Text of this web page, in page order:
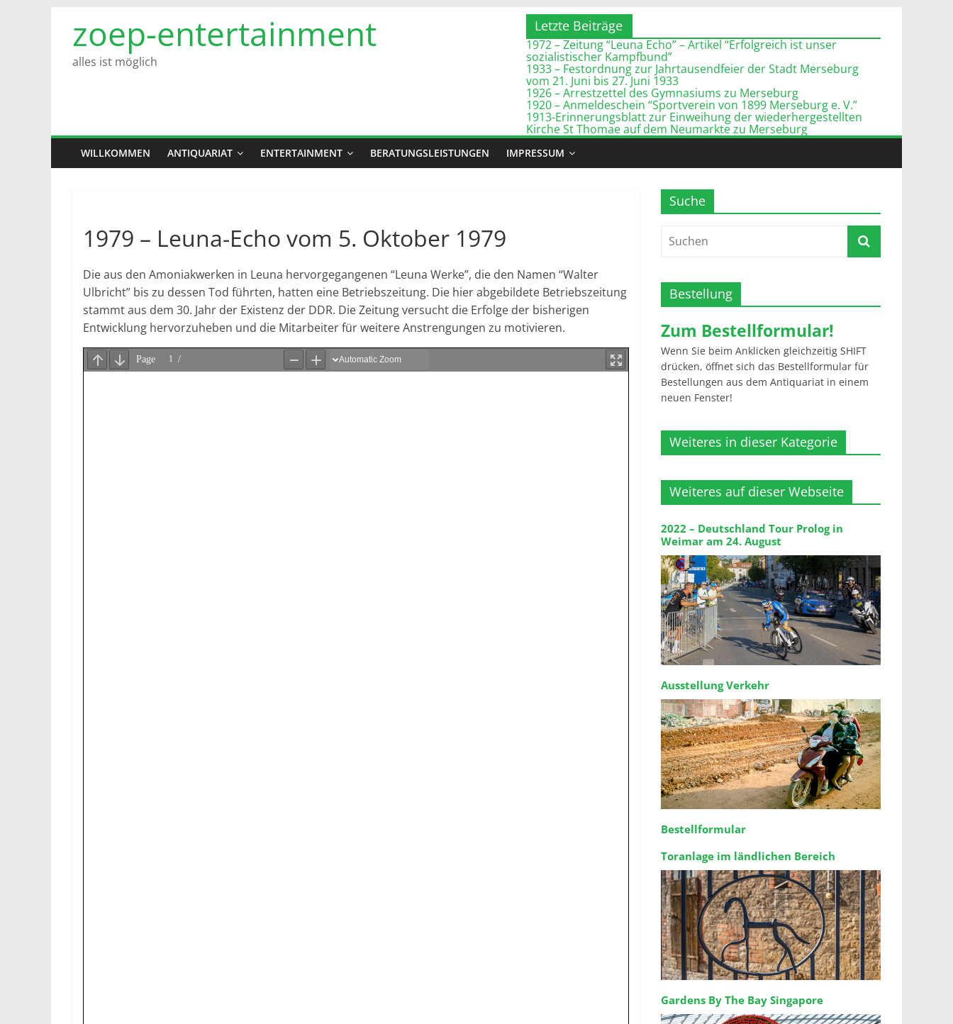
Inhalt
springen
zoep-entertainment
alles ist möglich
Letzte Beiträge
1972 – Zeitung “Leuna Echo” – Artikel “Erfolgreich ist unser
sozialistischer Kampfbund”
1933 – Festordnung zur Jahrtausendfeier der Stadt Merseburg
vom 21. Juni bis 27. Juni 1933
1926 – Arrestzettel des Gymnasiums zu Merseburg
1920 – Anmeldeschein “Sportverein von 1899 Merseburg e. V.”
1913-Erinnerungsblatt zur Einweihung der wiederhergestellten
Kirche St Thomae auf dem Neumarkte zu Merseburg
WILLKOMMEN ANTIQUARIAT ENTERTAINMENT BERATUNGSLEISTUNGEN IMPRESSUM
1979 – Leuna-Echo vom 5. Oktober 1979
Die aus den Amoniakwerken in Leuna hervorgegangenen “Leuna Werke”, die den Namen “Walter
Ulbricht” bis zu dessen Tod führten, hatten eine Betriebszeitung. Die hier abgebildete Betriebszeitung
stammt aus dem 30. Jahr der Existenz der DDR. Die Zeitung versucht die Erfolge der bisherigen
Entwicklung hervorzuheben und die Mitarbeiter für weitere Anstrengungen zu motivieren.
Suche
Bestellung
Zum Bestellformular!
Wenn Sie beim Anklicken gleichzeitig SHIFT
drücken, öffnet sich das Bestellformular für
Bestellungen aus dem Antiquariat in einem
neuen Fenster!
Weiteres in dieser Kategorie
Weiteres auf dieser Webseite
2022 – Deutschland Tour Prolog in
Weimar am 24. August
Ausstellung Verkehr
Bestellformular
Toranlage im ländlichen Bereich
Gardens By The Bay Singapore